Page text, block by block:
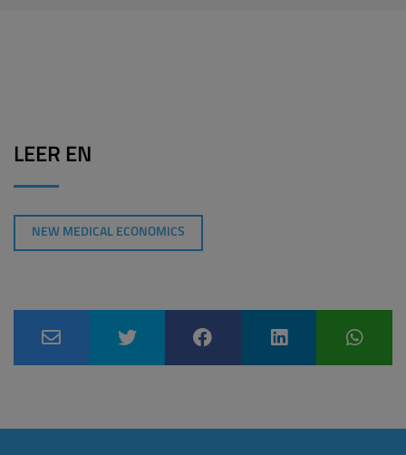
LEER EN
NEW MEDICAL ECONOMICS